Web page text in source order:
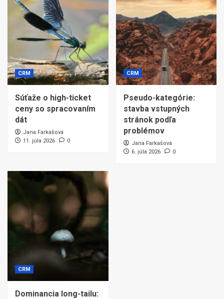
CRM
Súťaže o high-ticket
ceny so spracovaním
dát
Jana Farkašová
11. júla 2026
0
CRM
Pseudo-kategórie:
stavba vstupných
stránok podľa
problémov
Jana Farkašová
6. júla 2026
0
CRM
Dominancia long-tailu: